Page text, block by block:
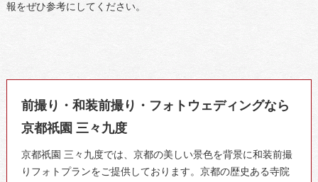
報をぜひ参考にしてください。
前撮り・和装前撮り・フォトウェディングなら
京都祇園 三々九度
京都祇園 三々九度では、京都の美しい景色を背景に和装前撮
りフォトプランをご提供しております。京都の歴史ある寺院